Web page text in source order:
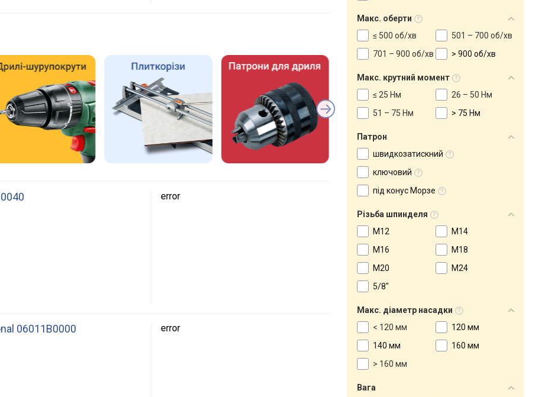
error
06011B0000 error
Макс. оберти
≤ 500 об/хв
501 – 700 об/хв
701 – 900 об/хв
> 900 об/хв
Макс. крутний момент
≤ 25 Нм
26 – 50 Нм
51 – 75 Нм
> 75 Нм
Патрон
швидкозатискний
ключовий
під конус Морзе
Різьба шпинделя
M12
M14
M16
M18
M20
M24
5/8"
Макс. діаметр насадки
< 120 мм
120 мм
140 мм
160 мм
> 160 мм
Вага